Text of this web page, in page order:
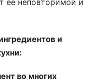
ее неповторимой и
и
во многих